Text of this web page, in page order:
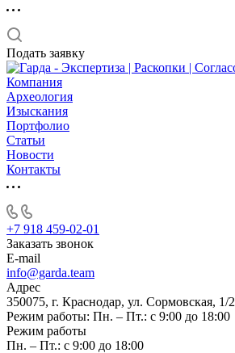
Подать заявку
Компания
Археология
Изыскания
Портфолио
Статьи
Новости
Контакты
+7 918 459-02-01
Заказать звонок
E-mail
info@garda.team
Адрес
350075, г. Краснодар, ул. Сормовская, 1/2
Режим работы: Пн. – Пт.: с 9:00 до 18:00
Режим работы
Пн. – Пт.: с 9:00 до 18:00